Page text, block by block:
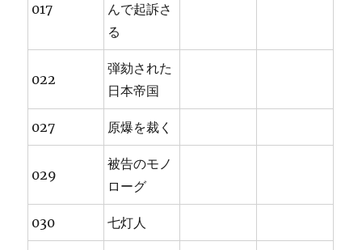
017
んで起訴さ
る
022
弾劾された
日本帝国
027 原爆を裁く
029
被告のモノ
ローグ
030 七灯人